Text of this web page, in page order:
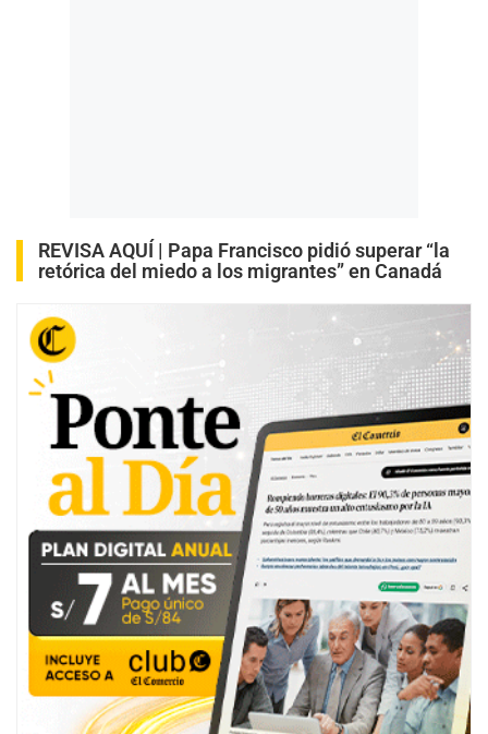
REVISA AQUÍ | Papa Francisco pidió superar “la
retórica del miedo a los migrantes” en Canadá